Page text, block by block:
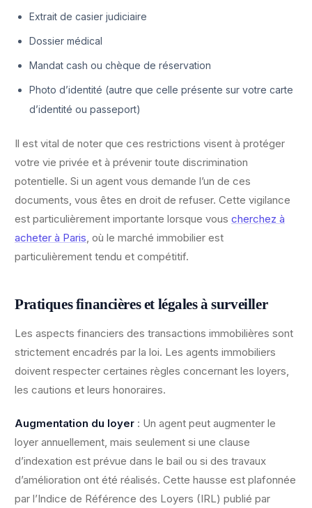
Extrait de casier judiciaire
Dossier médical
Mandat cash ou chèque de réservation
Photo d’identité (autre que celle présente sur votre carte
d’identité ou passeport)
Il est vital de noter que ces restrictions visent à protéger
votre vie privée et à prévenir toute discrimination
potentielle. Si un agent vous demande l’un de ces
documents, vous êtes en droit de refuser. Cette vigilance
est particulièrement importante lorsque vous cherchez à
acheter à Paris, où le marché immobilier est
particulièrement tendu et compétitif.
Pratiques financières et légales à surveiller
Les aspects financiers des transactions immobilières sont
strictement encadrés par la loi. Les agents immobiliers
doivent respecter certaines règles concernant les loyers,
les cautions et leurs honoraires.
Augmentation du loyer : Un agent peut augmenter le
loyer annuellement, mais seulement si une clause
d’indexation est prévue dans le bail ou si des travaux
d’amélioration ont été réalisés. Cette hausse est plafonnée
par l’Indice de Référence des Loyers (IRL) publié par